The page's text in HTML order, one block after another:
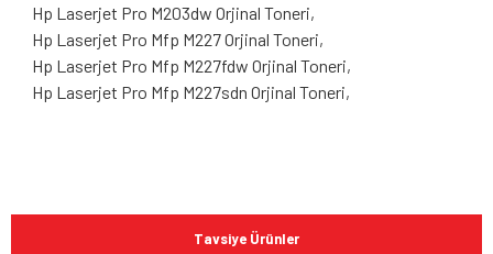
Hp Laserjet Pro M203dw Orjinal Toneri,
Hp Laserjet Pro Mfp M227 Orjinal Toneri,
Hp Laserjet Pro Mfp M227fdw Orjinal Toneri,
Hp Laserjet Pro Mfp M227sdn Orjinal Toneri,
Bu ürüne ilk yorumu siz yapın!
konularda yetersiz gördüğünüz noktaları öneri formunu
kullanarak tarafımıza iletebilirsiniz.
Tavsiye Ürünler